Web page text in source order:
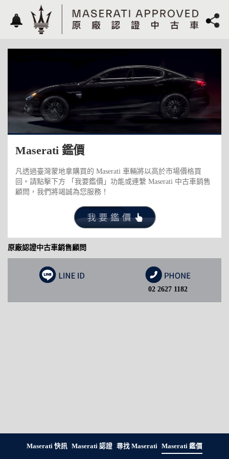
Maserati 鑑價
凡透過臺灣蒙地拿購買的 Maserati 車輛將以高於市場價格買
回。請點擊下方 「我要鑑價」功能或連繫 Maserati 中古車銷售
顧問，我們將竭誠為您服務！
原廠認證中古車銷售顧問
02 2627 1182
Maserati 快訊 Maserati 認證 尋找 Maserati Maserati 鑑價